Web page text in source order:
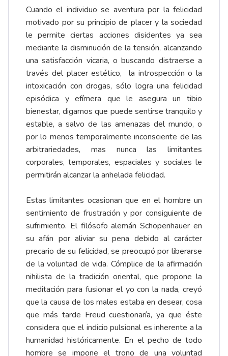
Cuando el individuo se aventura por la felicidad
motivado por su principio de placer y la sociedad
le permite ciertas acciones disidentes ya sea
mediante la disminución de la tensión, alcanzando
una satisfacción vicaria, o buscando distraerse a
través del placer estético, la introspección o la
intoxicación con drogas, sólo logra una felicidad
episódica y efímera que le asegura un tibio
bienestar, digamos que puede sentirse tranquilo y
estable, a salvo de las amenazas del mundo, o
por lo menos temporalmente inconsciente de las
arbitrariedades, mas nunca las limitantes
corporales, temporales, espaciales y sociales le
permitirán alcanzar la anhelada felicidad.
Estas limitantes ocasionan que en el hombre un
sentimiento de frustración y por consiguiente de
sufrimiento. El filósofo alemán Schopenhauer en
su afán por aliviar su pena debido al carácter
precario de su felicidad, se preocupó por liberarse
de la voluntad de vida. Cómplice de la afirmación
nihilista de la tradición oriental, que propone la
meditación para fusionar el yo con la nada, creyó
que la causa de los males estaba en desear, cosa
que más tarde Freud cuestionaría, ya que éste
considera que el indicio pulsional es inherente a la
humanidad históricamente. En el pecho de todo
hombre se impone el trono de una voluntad